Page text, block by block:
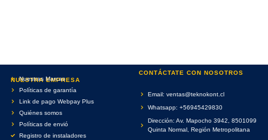
NUESTRA EMPRESA
Nuestras Marcas
Políticas de garantía
Link de pago Webpay Plus
Quiénes somos
Políticas de envió
Registro de instaladores
CONTÁCTATE CON NOSOTROS
Email: ventas@teknokont.cl
Whatsapp: +56945429830
Dirección: Av. Mapocho 3942, 8501099
Quinta Normal, Región Metropolitana